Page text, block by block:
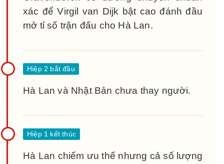
xác để Virgil van Dijk bật cao đánh đầu
mở tỉ số trận đấu cho Hà Lan.
Hà Lan và Nhật Bản chưa thay người.
Hà Lan chiếm ưu thế nhưng cả số lượng